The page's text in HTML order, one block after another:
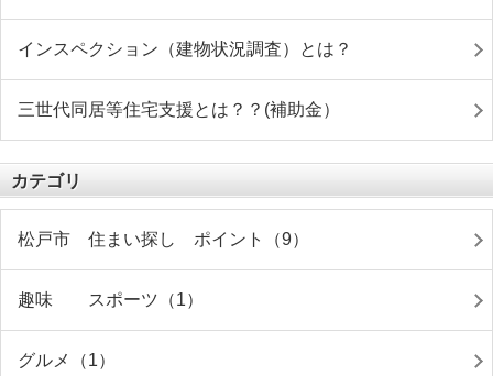
インスペクション（建物状況調査）とは？
三世代同居等住宅支援とは？？(補助金）
カテゴリ
松戸市 住まい探し ポイント（9）
趣味 スポーツ（1）
グルメ（1）